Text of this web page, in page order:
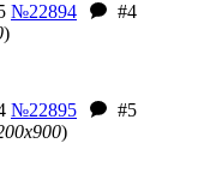
№22894
#4
)
№22895
#5
)